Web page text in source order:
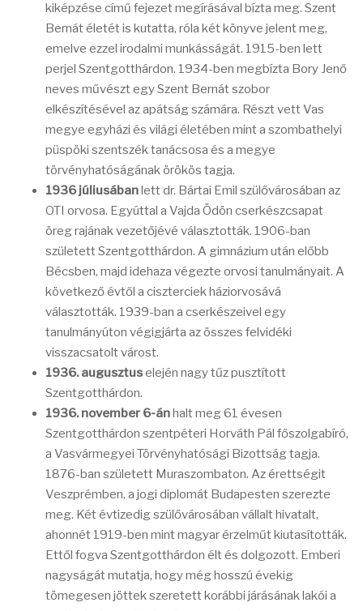
kiképzése című fejezet megírásával bízta meg. Szent
Bernát életét is kutatta, róla két könyve jelent meg,
emelve ezzel irodalmi munkásságát. 1915-ben lett
perjel Szentgotthárdon. 1934-ben megbízta Bory Jenő
neves művészt egy Szent Bernát szobor
elkészítésével az apátság számára. Részt vett Vas
megye egyházi és világi életében mint a szombathelyi
püspöki szentszék tanácsosa és a megye
törvényhatóságának örökös tagja.
1936 júliusábanlett dr. Bártai Emil szülővárosában az
OTI orvosa. Egyúttal a Vajda Ödön cserkészcsapat
öreg rajának vezetőjévé választották. 1906-ban
született Szentgotthárdon. A gimnázium után előbb
Bécsben, majd idehaza végezte orvosi tanulmányait. A
következő évtől a ciszterciek háziorvosává
választották. 1939-ban a cserkészeivel egy
tanulmányúton végigjárta az összes felvidéki
visszacsatolt várost.
1936. augusztuselején nagy tűz pusztított
Szentgotthárdon.
1936. november 6-ánhalt meg 61 évesen
Szentgotthárdon szentpéteri Horváth Pál főszolgabíró,
a Vasvármegyei Törvényhatósági Bizottság tagja.
1876-ban született Muraszombaton. Az érettségit
Veszprémben, a jogi diplomát Budapesten szerezte
meg. Két évtizedig szülővárosában vállalt hivatalt,
ahonnét 1919-ben mint magyar érzelműt kiutasították.
Ettől fogva Szentgotthárdon élt és dolgozott. Emberi
nagyságát mutatja, hogy még hosszú évekig
tömegesen jöttek szeretett korábbi járásának lakói a